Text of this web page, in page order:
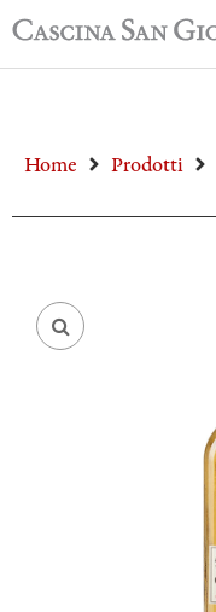
Home Prodotti